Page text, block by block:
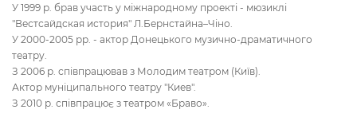
У 1999 р. брав участь у міжнародному проекті - мюзиклі
"Вестсайдская история" Л.Бернстайна–Чіно.
У 2000-2005 рр. - актор Донецького музично-драматичного
театру.
З 2006 р. співпрацював з Молодим театром (Київ).
Актор муніципального театру "Киев".
З 2010 р. співпрацює з театром «Браво».